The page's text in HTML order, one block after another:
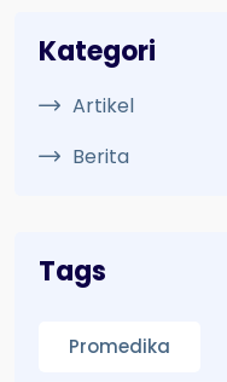
Kategori
Artikel
Berita
Tags
Promedika